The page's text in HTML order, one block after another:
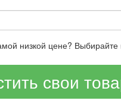
низкой цене?
свои